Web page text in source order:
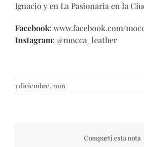
Ignacio y en La Pasionaria en la
Facebook: www.facebook.com/
Instagram: @mocca_leather
1 diciembre, 2016
Compartí esta nota